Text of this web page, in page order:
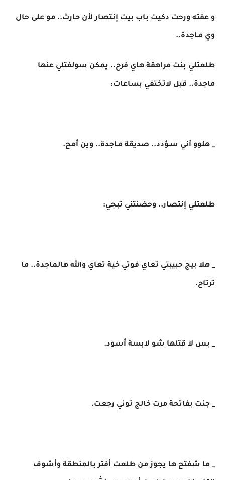
و عفته ورحت دكيت باب بيت إنتصار لأن حارث.. مو على حال
وي مـاجدة..
طلعتلي بنت مراهقة هاي فرح.. يمكن سولفتلي عنها
ماجدة.. قبل لاتختفي بساعات:
_ هلوو آني سـؤدد.. صديقة مـاجدة.. وين أمج.
طلعتلي إنتصار.. وحضنتني تبجي:
_ هلا بيج حبيبتي تعاي فوتي خية تعاي والله هالماجدة.. ما
ترتاح.
_ بس لا قتلها شو لابسة أسود.
_ جنت بفاتحة مرت خالج توني رجعت.
_ ما شفتج ها يجوز من طلعت أفتر بالمنطقة وأشوف